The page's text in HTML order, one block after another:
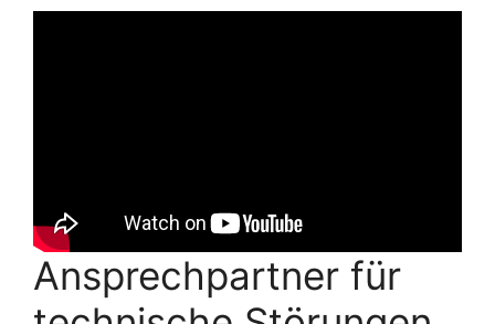
Ansprechpartner für